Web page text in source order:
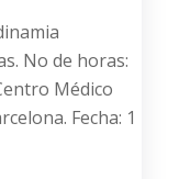
No de horas:
Médico
Fecha: 1